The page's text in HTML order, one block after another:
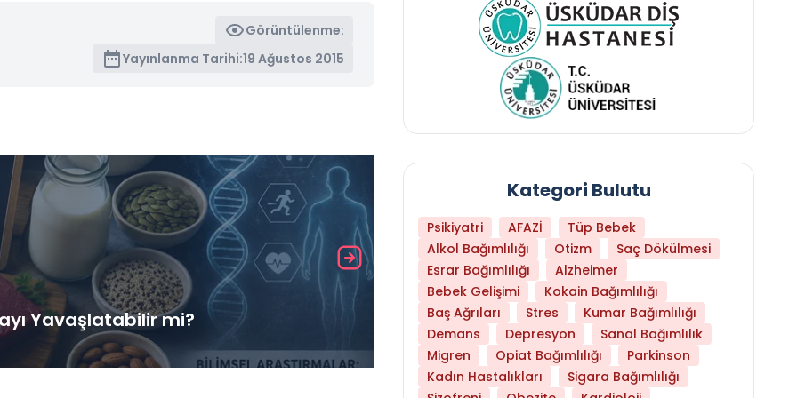
Görüntülenme:
Yayınlanma Tarihi:19 Ağustos 2015
Yavaşlatabilir mi? Beyin Metastazı Nedir? Kanser Beyne Nasıl
Kategori Bulutu
Psikiyatri AFAZİ
Tüp Bebek
Alkol Bağımlılığı
Otizm
Saç Dökülmesi
Esrar Bağımlılığı
Alzheimer
Bebek Gelişimi
Kokain Bağımlılığı
Baş Ağrıları
Stres
Kumar Bağımlılığı
Demans
Depresyon
Sanal Bağımlılık
Migren
Opiat Bağımlılığı
Parkinson
Kadın Hastalıkları
Sigara Bağımlılığı